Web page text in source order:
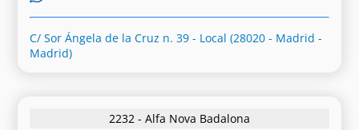
C/ Sor Ángela de la Cruz n. 39 - Local (28020 - Madrid -
Madrid)
2232 - Alfa Nova Badalona